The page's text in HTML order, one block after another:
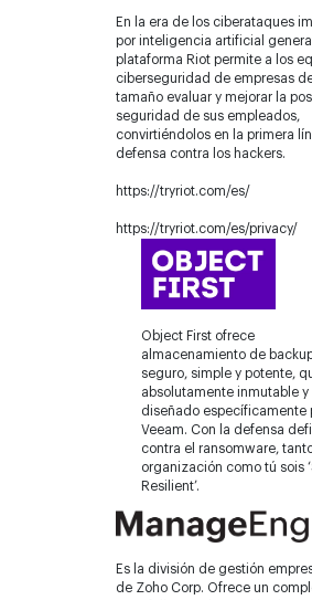
En la era de los ciberataques
por inteligencia artificial
plataforma Riot permite a los
ciberseguridad de empresas
tamaño evaluar y mejorar la
seguridad de sus empleados,
convirtiéndolos en la primera
defensa contra los hackers.
https://tryriot.com/es/
https://tryriot.com/es/privacy/
Object First ofrece
almacenamiento de
seguro, simple y potente,
absolutamente inmutable y
diseñado específicamente
Veeam. Con la defensa
contra el ransomware,
organización como tú sois
Resilient’.
Es la división de gestión
de Zoho Corp. Ofrece un